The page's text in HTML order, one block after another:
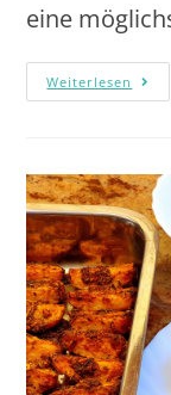
eine
Weiterlesen